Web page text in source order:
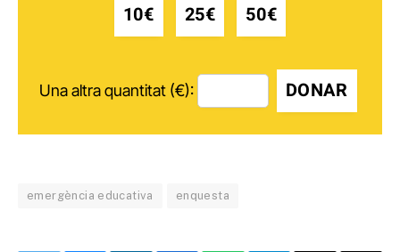
10€ 25€ 50€
Una altra quantitat (€): DONAR
emergència educativa enquesta